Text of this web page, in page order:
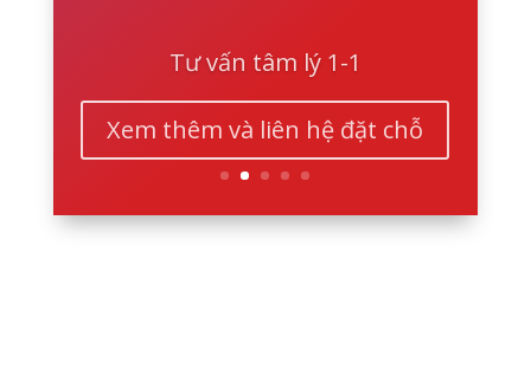
Tư vấn tâm lý 1-1
Xem thêm và liên hệ đặt chỗ